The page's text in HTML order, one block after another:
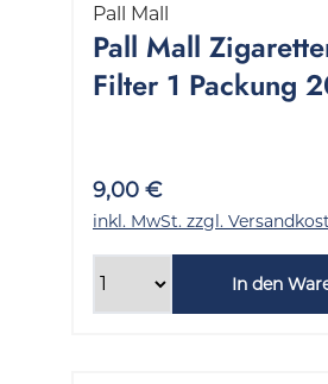
Pall Mall
Pall Mall
Filter 1 Packung
9,00 €
inkl. MwSt. zzgl.
In den